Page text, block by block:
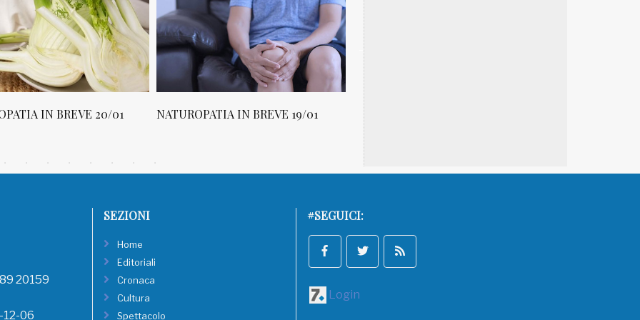
01 NATUROPATIA IN BREVE 19/01 NATUROPATIA IN BREVE 18/01
20159
12-06
SEZIONI
Home
Editoriali
Cronaca
Cultura
Spettacolo
#SEGUICI:
Login